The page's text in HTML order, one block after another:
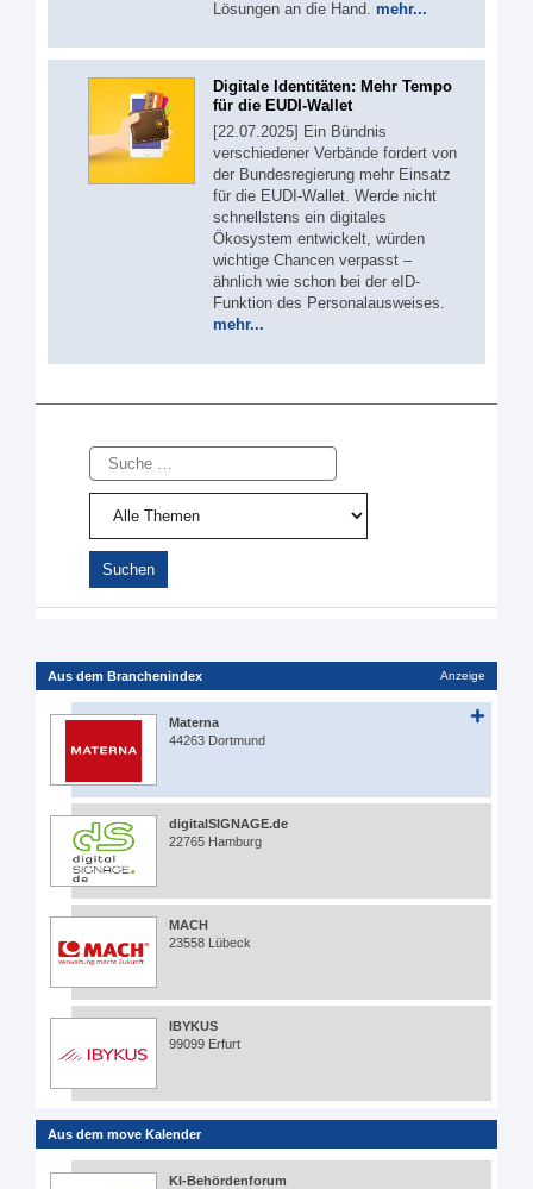
Lösungen an die Hand. mehr...
Digitale Identitäten: Mehr Tempo
für die EUDI-Wallet
[22.07.2025] Ein Bündnis
verschiedener Verbände fordert von
der Bundesregierung mehr Einsatz
für die EUDI-Wallet. Werde nicht
schnellstens ein digitales
Ökosystem entwickelt, würden
wichtige Chancen verpasst –
ähnlich wie schon bei der eID-
Funktion des Personalausweises.
mehr...
Suche
Aus dem Branchenindex Anzeige
Materna
44263 Dortmund
digitalSIGNAGE.de
22765 Hamburg
MACH
23558 Lübeck
IBYKUS
99099 Erfurt
Aus dem move Kalender
KI-Behördenforum